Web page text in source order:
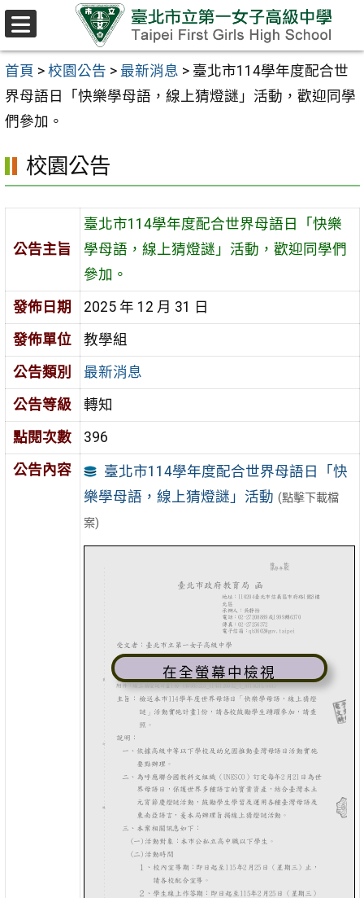
跳至主要內容區
首頁 > 校園公告 > 最新消息 > 臺北市114學年度配合世
界母語日「快樂學母語，線上猜燈謎」活動，歡迎同學
們參加。
校園公告
公告主旨
臺北市114學年度配合世界母語日「快樂
學母語，線上猜燈謎」活動，歡迎同學們
參加。
發佈日期
2025 年 12 月 31 日
發佈單位
教學組
公告類別
最新消息
公告等級
轉知
點閱次數
396
公告內容
臺北市114學年度配合世界母語日「快
樂學母語，線上猜燈謎」活動 (點擊下載檔
案)
在全螢幕中檢視
選
單